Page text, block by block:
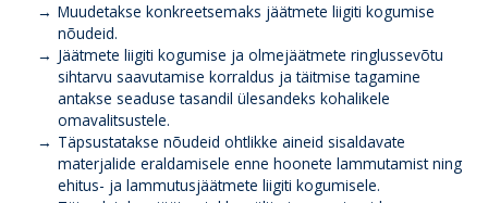
Muudetakse konkreetsemaks jäätmete liigiti kogumise
nõudeid.
Jäätmete liigiti kogumise ja olmejäätmete ringlussevõtu
sihtarvu saavutamise korraldus ja täitmise tagamine
antakse seaduse tasandil ülesandeks kohalikele
omavalitsustele.
Täpsustatakse nõudeid ohtlikke aineid sisaldavate
materjalide eraldamisele enne hoonete lammutamist ning
ehitus- ja lammutusjäätmete liigiti kogumisele.